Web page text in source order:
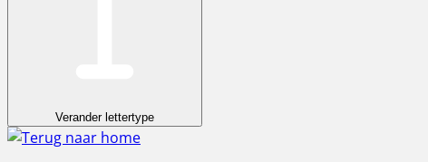
Verander lettertype